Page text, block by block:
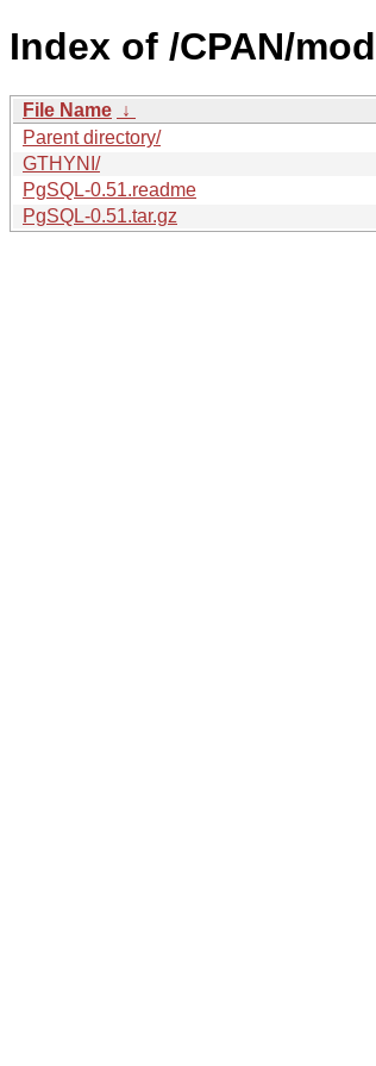
Index of /CPAN/
File Name ↓
Parent directory/
GTHYNI/
PgSQL-0.51.readme
PgSQL-0.51.tar.gz